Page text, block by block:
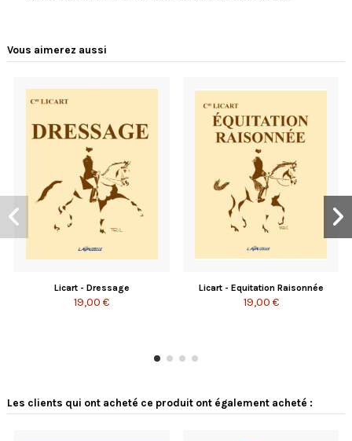
Vous aimerez aussi
Licart - Dressage
19,00 €
Licart - Equitation Raisonnée
19,00 €
Les clients qui ont acheté ce produit ont également acheté :